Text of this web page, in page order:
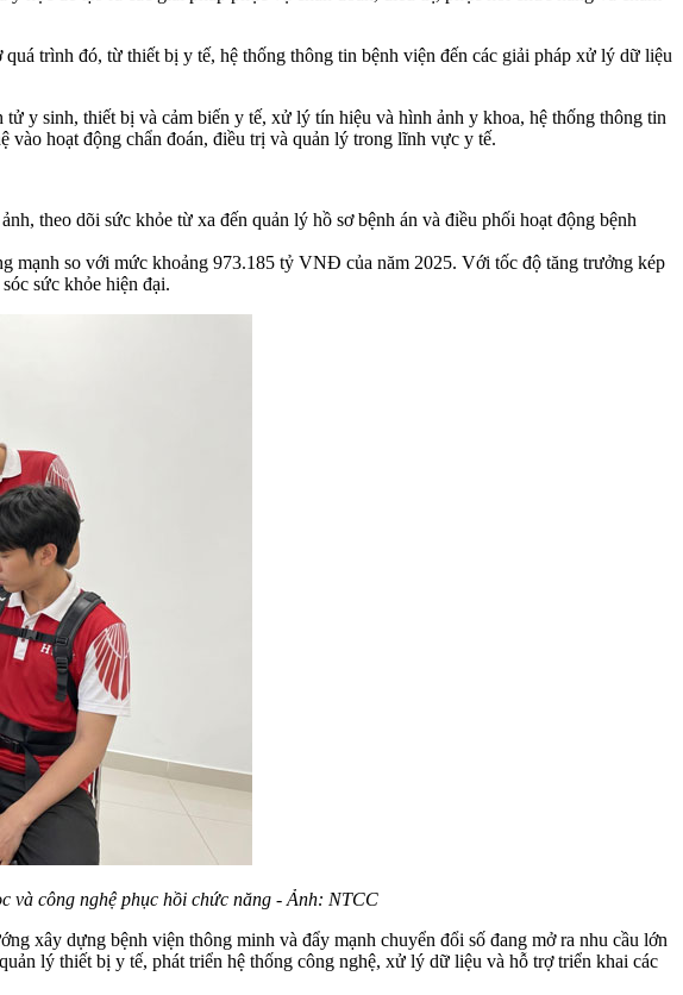
trình đó, từ thiết bị y tế, hệ thống thông tin bệnh viện đến các giải pháp xử lý dữ liệu
y sinh, thiết bị và cảm biến y tế, xử lý tín hiệu và hình ảnh y khoa, hệ thống thông tin
hoạt động chẩn đoán, điều trị và quản lý trong lĩnh vực y tế.
theo dõi sức khỏe từ xa đến quản lý hồ sơ bệnh án và điều phối hoạt động bệnh
mạnh so với mức khoảng 973.185 tỷ VNĐ của năm 2025. Với tốc độ tăng trưởng kép
sức khỏe hiện đại.
và công nghệ phục hồi chức năng - Ảnh: NTCC
xây dựng bệnh viện thông minh và đẩy mạnh chuyển đổi số đang mở ra nhu cầu lớn
lý thiết bị y tế, phát triển hệ thống công nghệ, xử lý dữ liệu và hỗ trợ triển khai các